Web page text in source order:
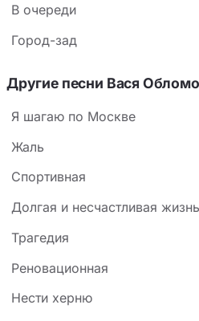
В очереди
Город-зад
Другие песни Вася
Я шагаю по Москве
Жаль
Спортивная
Долгая и несчастливая жизнь
Трагедия
Реновационная
Нести херню